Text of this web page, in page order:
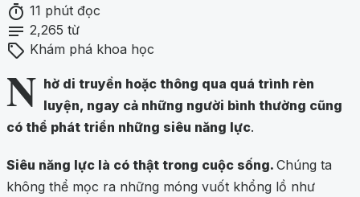
timer 11 phút đọc
notes 2,265 từ
sell Khám phá khoa học
N hờ di truyền hoặc thông qua quá trình rèn
luyện, ngay cả những người bình thường cũng
có thể phát triển những siêu năng lực.
Siêu năng lực là có thật trong cuộc sống. Chúng ta
không thể mọc ra những móng vuốt khổng lồ như